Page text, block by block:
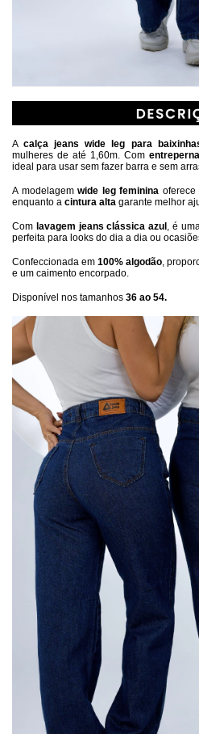
A calça jeans wide leg para
mulheres de até 1,60m. Com
ideal para usar sem fazer barra e sem
A modelagem wide leg feminina oferece
enquanto a cintura alta garante melhor
Com lavagem jeans clássica azul , é
perfeita para looks do dia a dia ou
Confeccionada em 100% algodão,
e um caimento encorpado.
Disponível nos tamanhos 36 ao 54.